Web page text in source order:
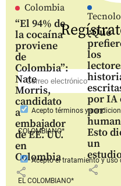
Colombia
“El 94% de
la cocaína
proviene
de
Colombia”:
Nate
Morris,
candidato
a
embajador
de EE. UU.
en
Colombia
share
¿Qué
los
por IA
por
Esto
un
share
Aceptotérminos y
COLOMBIANO*
Aceptoel tratamiento y uso
EL COLOMBIANO*